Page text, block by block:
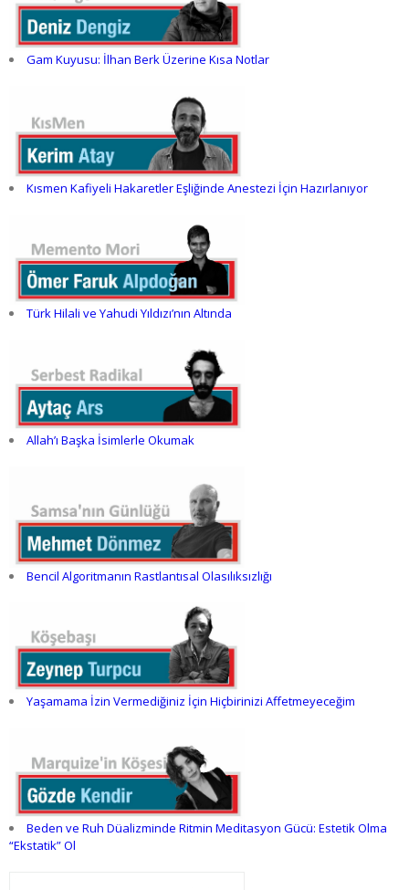
Gam Kuyusu: İlhan Berk Üzerine Kısa Notlar
Kısmen Kafiyeli Hakaretler Eşliğinde Anestezi İçin Hazırlanıyor
Türk Hilali ve Yahudi Yıldızı’nın Altında
Allah’ı Başka İsimlerle Okumak
Bencil Algoritmanın Rastlantısal Olasılıksızlığı
Yaşamama İzin Vermediğiniz İçin Hiçbirinizi Affetmeyeceğim
Beden ve Ruh Düalizminde Ritmin Meditasyon Gücü: Estetik Olma
“Ekstatik” Ol